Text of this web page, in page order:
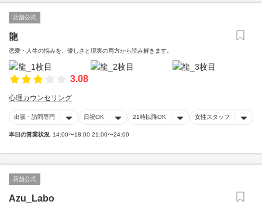
店舗公式
龍
恋愛・人生の悩みを、優しさと現実の両方から読み解きます。
3.08
心理カウンセリング
出張・訪問専門 日祝OK 21時以降OK 女性スタッフ
本日の営業状況 14:00〜18:00 21:00〜24:00
店舗公式
Azu_Labo